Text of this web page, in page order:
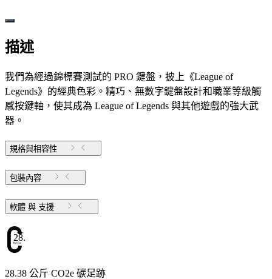
描述
我們為經過錦標賽測試的 PRO 鍵盤，披上《League of
Legends》的經典色彩。精巧、無數字鍵盤設計和職業等級觸
感按鍵軸，使其成為 League of Legends 與其他遊戲的強大武
器。
規格與相容性
包裝內容
軟體 與 支援
28.38
28.38 公斤 CO2e 碳足跡